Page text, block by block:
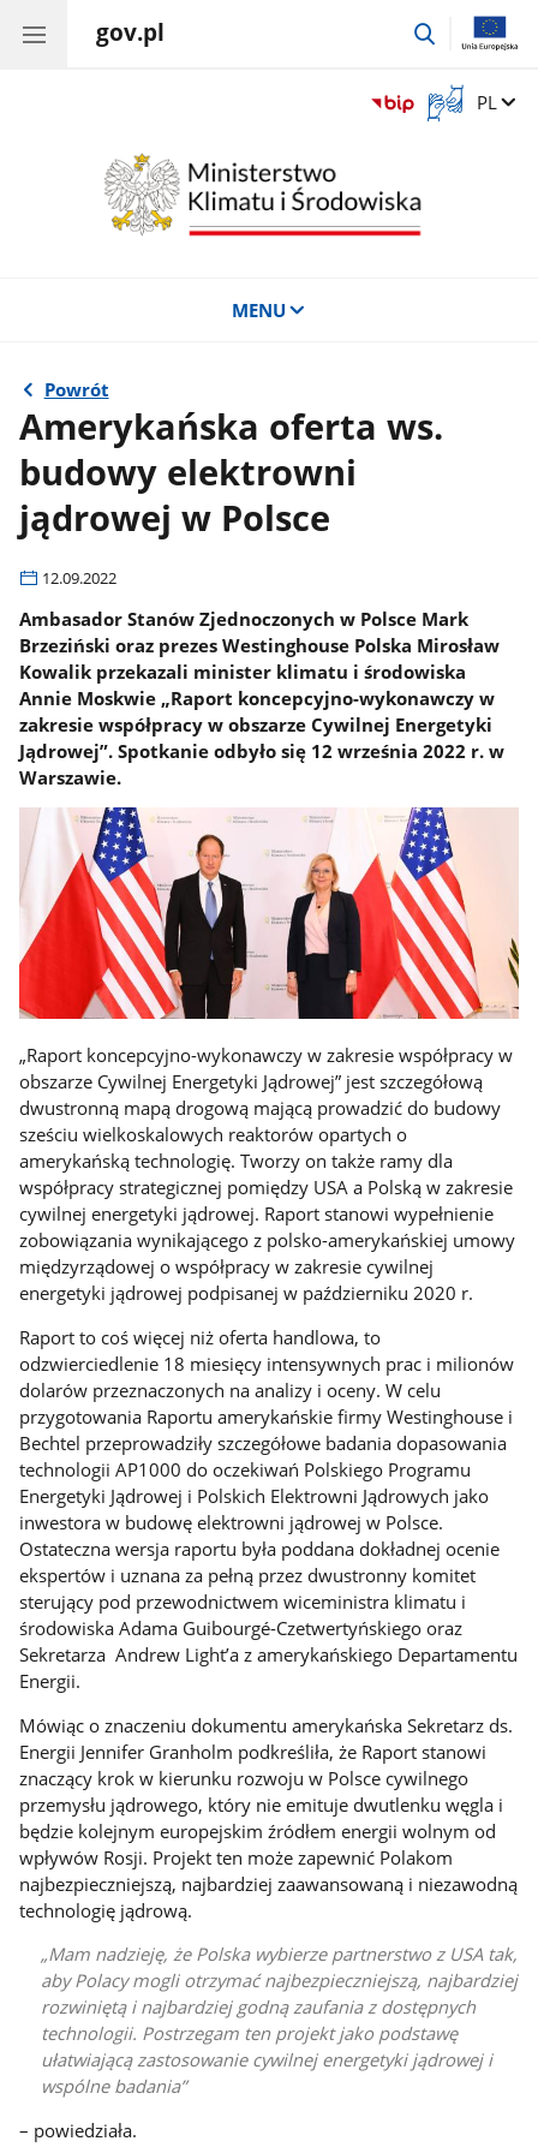
gov.pl
przejdź
Otwórz
okno
Zmień
PL
MENU
Powrót
Amerykańska oferta ws.
budowy elektrowni
jądrowej w Polsce
12.09.2022
Ambasador Stanów Zjednoczonych w Polsce Mark
Brzeziński oraz prezes Westinghouse Polska Mirosław
Kowalik przekazali minister klimatu i środowiska
Annie Moskwie „Raport koncepcyjno-wykonawczy w
zakresie współpracy w obszarze Cywilnej Energetyki
Jądrowej”. Spotkanie odbyło się 12 września 2022 r. w
Warszawie.
„Raport koncepcyjno-wykonawczy w zakresie współpracy w
obszarze Cywilnej Energetyki Jądrowej” jest szczegółową
dwustronną mapą drogową mającą prowadzić do budowy
sześciu wielkoskalowych reaktorów opartych o
amerykańską technologię. Tworzy on także ramy dla
współpracy strategicznej pomiędzy USA a Polską w zakresie
cywilnej energetyki jądrowej. Raport stanowi wypełnienie
zobowiązania wynikającego z polsko-amerykańskiej umowy
międzyrządowej o współpracy w zakresie cywilnej
energetyki jądrowej podpisanej w październiku 2020 r.
Raport to coś więcej niż oferta handlowa, to
odzwierciedlenie 18 miesięcy intensywnych prac i milionów
dolarów przeznaczonych na analizy i oceny. W celu
przygotowania Raportu amerykańskie firmy Westinghouse i
Bechtel przeprowadziły szczegółowe badania dopasowania
technologii AP1000 do oczekiwań Polskiego Programu
Energetyki Jądrowej i Polskich Elektrowni Jądrowych jako
inwestora w budowę elektrowni jądrowej w Polsce.
Ostateczna wersja raportu była poddana dokładnej ocenie
ekspertów i uznana za pełną przez dwustronny komitet
sterujący pod przewodnictwem wiceministra klimatu i
środowiska Adama Guibourgé-Czetwertyńskiego oraz
Sekretarza Andrew Light’a z amerykańskiego Departamentu
Energii.
Mówiąc o znaczeniu dokumentu amerykańska Sekretarz ds.
Energii Jennifer Granholm podkreśliła, że Raport stanowi
znaczący krok w kierunku rozwoju w Polsce cywilnego
przemysłu jądrowego, który nie emituje dwutlenku węgla i
będzie kolejnym europejskim źródłem energii wolnym od
wpływów Rosji. Projekt ten może zapewnić Polakom
najbezpieczniejszą, najbardziej zaawansowaną i niezawodną
technologię jądrową.
Mam nadzieję, że Polska wybierze partnerstwo z USA tak,
aby Polacy mogli otrzymać najbezpieczniejszą, najbardziej
rozwiniętą i najbardziej godną zaufania z dostępnych
technologii. Postrzegam ten projekt jako podstawę
ułatwiającą zastosowanie cywilnej energetyki jądrowej i
wspólne badania
– powiedziała.